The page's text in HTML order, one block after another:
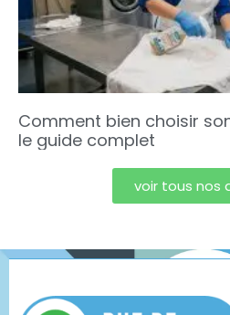
Comment bien choisir
le guide complet
voir tous nos